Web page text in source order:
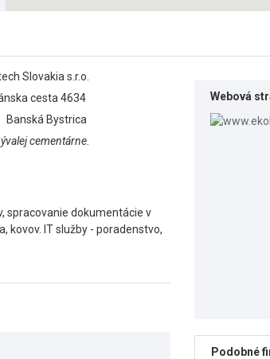
Slovakia s.r.o.
cesta 4634
Banská Bystrica
cementárne.
spracovanie dokumentácie v
kovov. IT služby - poradenstvo,
Webová
Podobné